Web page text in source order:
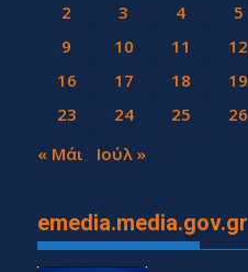
2
3 4 5
9
10 11 12
16
17 18 19
23
24 25 26
30
« Μάι Ιούλ »
emedia.media.gov.gr